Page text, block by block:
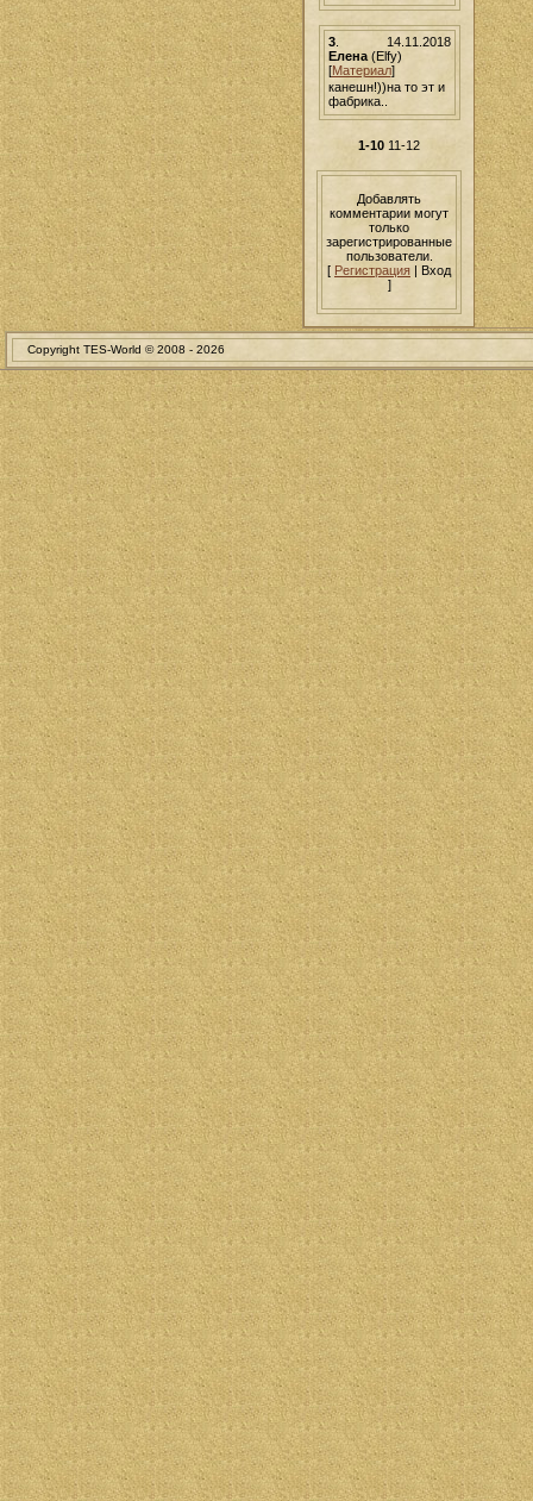
14.11.2018
3.
Елена(Elfy)
[Материал]
канешн!))на то эт и
фабрика..
1-10 11-12
Добавлять
комментарии могут
только
зарегистрированные
пользователи.
[ Регистрация | Вход
]
Copyright TES-World © 2008 - 2026